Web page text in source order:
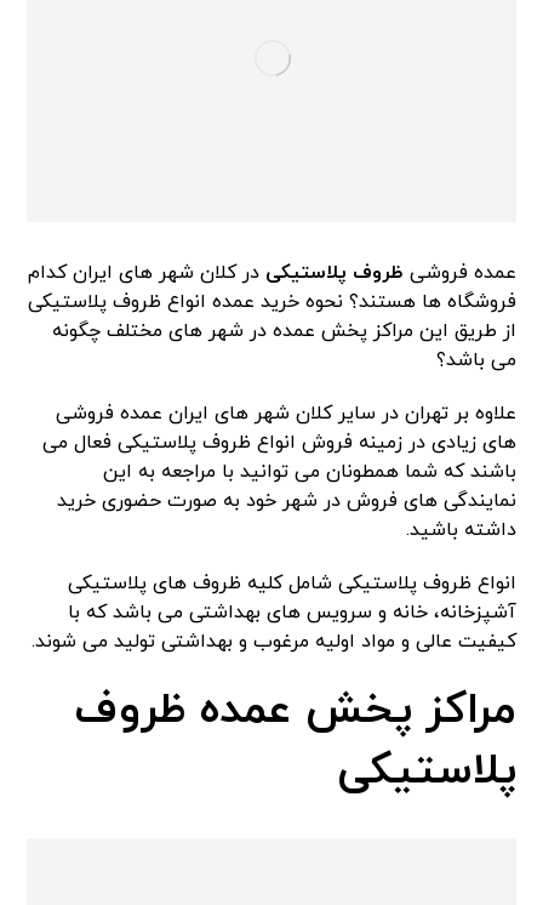
عمده فروشی ظروف پلاستیکی در کلان شهر های ایران کدام
فروشگاه ها هستند؟ نحوه خرید عمده انواع ظروف پلاستیکی
از طریق این مراکز پخش عمده در شهر های مختلف چگونه
می باشد؟
علاوه بر تهران در سایر کلان شهر های ایران عمده فروشی
های زیادی در زمینه فروش انواع ظروف پلاستیکی فعال می
باشند که شما همطونان می توانید با مراجعه به این
نمایندگی های فروش در شهر خود به صورت حضوری خرید
داشته باشید.
انواع ظروف پلاستیکی شامل کلیه ظروف های پلاستیکی
آشپزخانه، خانه و سرویس های بهداشتی می باشد که با
کیفیت عالی و مواد اولیه مرغوب و بهداشتی تولید می شوند.
مراکز پخش عمده ظروف
پلاستیکی